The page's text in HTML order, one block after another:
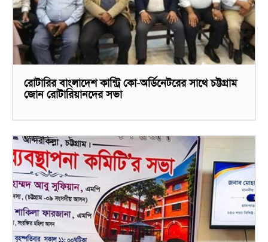
রোটারির বাংলাদেশ কান্ট্রি কো-অর্ডিনেটরের সাথে চট্টগ্রাম
জোন রোটারিয়ানদের সভা